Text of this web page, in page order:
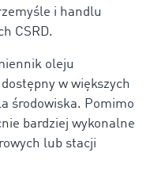
i handlu
CSRD.
oleju
w większych
środowiska. Pomimo
bardziej wykonalne
lub stacji